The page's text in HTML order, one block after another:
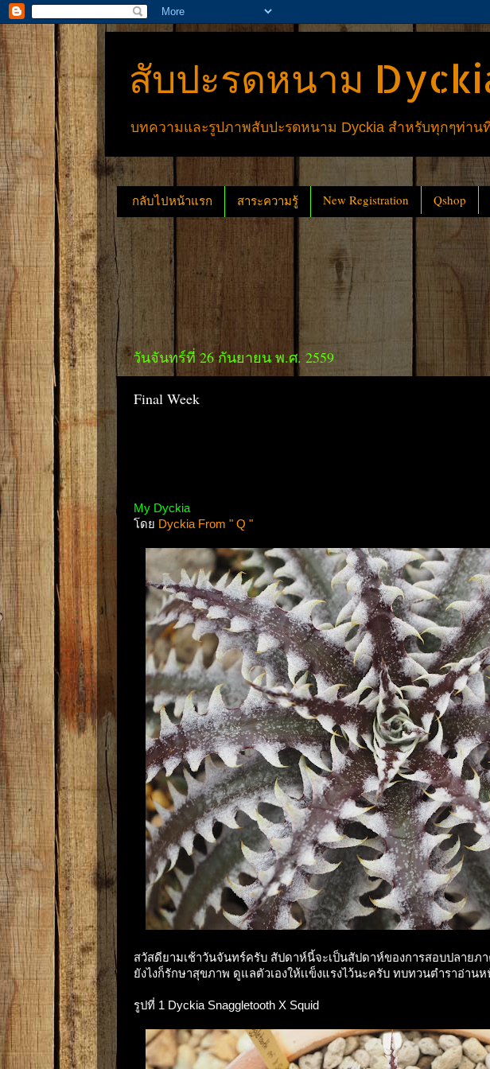
สับปะรดหนาม
บทความและรูปภาพสับปะรดหนาม Dyckia สำหรับทุกๆท่าน
กลับไปหน้าแรก สาระความรู้ New Registration Qshop
วันจันทร์ที่ 26 กันยายน พ.ศ. 2559
Final Week
My Dyckia
โดย Dyckia From " Q "
สวัสดียามเช้าวันจันทร์ครับ สัปดาห์นี้จะเป็นสัปดาห์ของการสอบปลายภา
ยังไงก็รักษาสุขภาพ ดูแลตัวเองให้เเข็งแรงไว้นะครับ ทบทวนตำราอ่า
รูปที่ 1 Dyckia Snaggletooth X Squid